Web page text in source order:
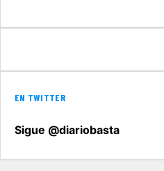
EN TWITTER
Sigue @diariobasta